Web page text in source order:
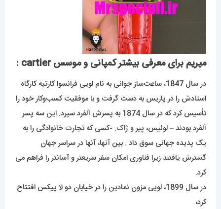
میریم برای معرفی بیشتر کمپانی و موسس cartier :
در سال 1847، ساعت‌ساز جوانی به نام لویی فرانسوا کارتیه کارگاه
استادش را در پاریس به دست گرفت و با موفقیت کسب‌وکار خود را
تأسیس کرد که در سال 1874 به پسرش آلفرد سپرد. این سه پسر
آلفرد بودند – لوئیس، پیر و ژاک. -کسی که تجارت خانوادگی را به
یک پدیده جهانی سوق داد . بین آنها، آنها در سراسر جهان
گسترش یافتند زیرا فناوری امکان سفر سریعتر و آسانتر را فراهم می
کرد.
در سال 1899، لویی مزون نمادین را در خیابان دو لا پیکس افتتاح
کرد،